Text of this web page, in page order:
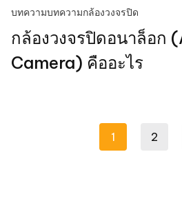
บทความบทความกล้องวงจรปิด
กล้องวงจรปิดอนาล็อก
Camera) คืออะไร
1 2